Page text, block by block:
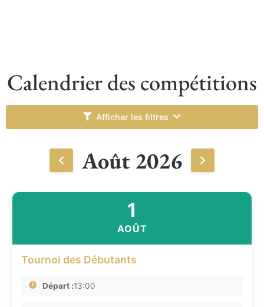
Calendrier des compétitions
Afficher les filtres
Août 2026
1
AOÛT
Tournoi des Débutants
Départ :13:00